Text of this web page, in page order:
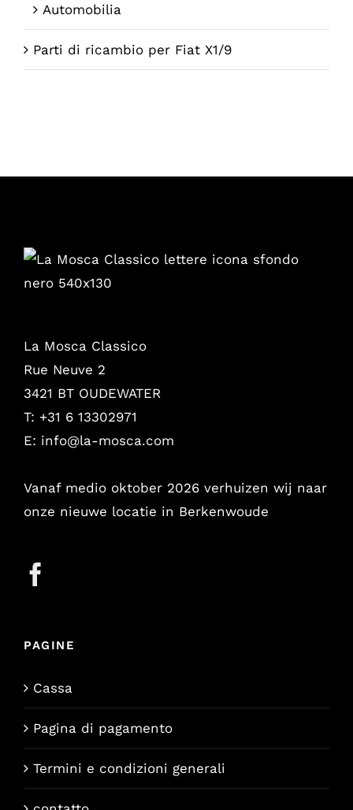
Automobilia
Parti di ricambio per Fiat X1/9
La Mosca Classico
Rue Neuve 2
3421 BT OUDEWATER
T: +31 6 13302971
E: info@la-mosca.com
Vanaf medio oktober 2026 verhuizen wij naar
onze nieuwe locatie in Berkenwoude
PAGINE
Cassa
Pagina di pagamento
Termini e condizioni generali